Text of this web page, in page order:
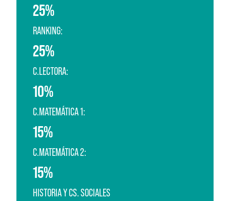
25%
RANKING:
25%
C.LECTORA:
10%
C.MATEMÁTICA 1:
15%
C.MATEMÁTICA 2:
15%
HISTORIA Y CS. SOCIALES